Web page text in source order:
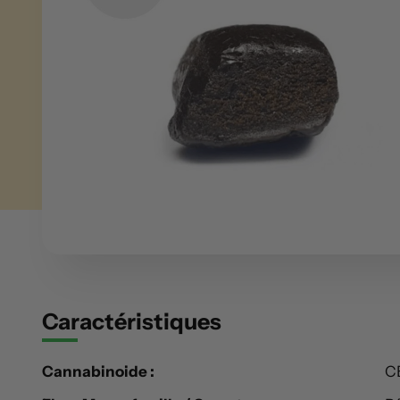
Caractéristiques
Cannabinoide :